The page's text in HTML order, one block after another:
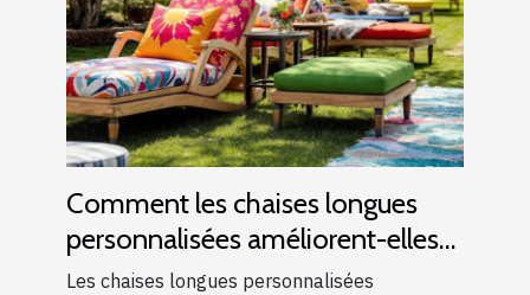
Comment les chaises longues
personnalisées améliorent-elles
les événements ?
Les chaises longues personnalisées